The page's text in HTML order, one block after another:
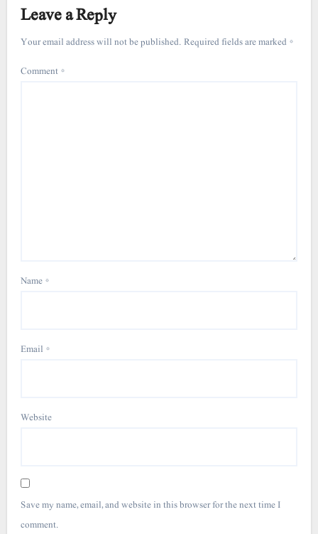
Leave a Reply
Your email address will not be published.Required fields are marked*
Comment*
Name*
Email *
Website
Save my name, email, and website in this browser for the next time I
comment.